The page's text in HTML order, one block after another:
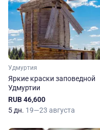
Удмуртия
Яркие краски заповедной
Удмуртии
RUB 46,600
5 дн. 19—23 августа